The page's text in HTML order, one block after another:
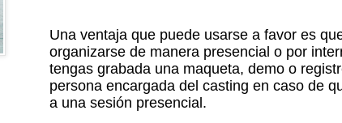
Una ventaja que puede usarse a favor es
organizarse de manera presencial o por
tengas grabada una maqueta, demo o
persona encargada del casting en caso de
a una sesión presencial.